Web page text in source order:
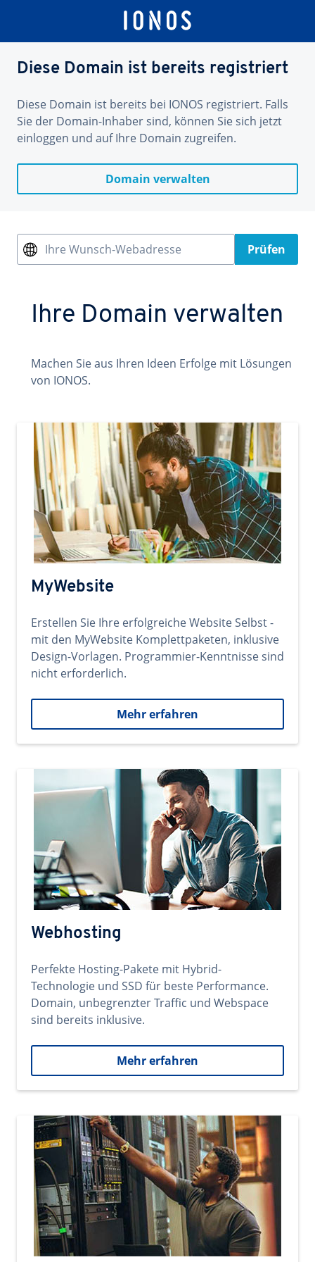
Diese Domain ist bereits registriert
Diese Domain ist bereits bei IONOS registriert. Falls
Sie der Domain-Inhaber sind, können Sie sich jetzt
einloggen und auf Ihre Domain zugreifen.
Domain verwalten
Ihre Wunsch-Webadresse Prüfen
Ihre Domain verwalten
Machen Sie aus Ihren Ideen Erfolge mit Lösungen
von IONOS.
MyWebsite
Erstellen Sie Ihre erfolgreiche Website Selbst -
mit den MyWebsite Komplettpaketen, inklusive
Design-Vorlagen. Programmier-Kenntnisse sind
nicht erforderlich.
Mehr erfahren
Webhosting
Perfekte Hosting-Pakete mit Hybrid-
Technologie und SSD für beste Performance.
Domain, unbegrenzter Traffic und Webspace
sind bereits inklusive.
Mehr erfahren